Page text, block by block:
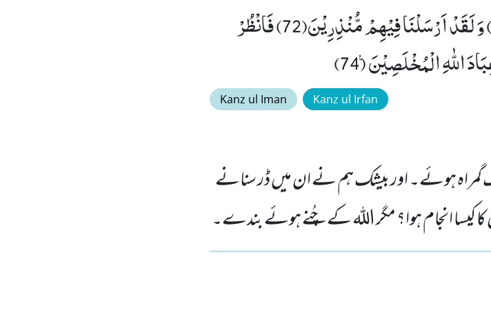
وَ لَقَدْ ضَلَّ قَبْلَهُمْ اَكْثَرُ الْاَوَّلِیْنَۙ (71) وَ لَقَدْ اَرْسَلْنَا فِیْهِمْ مُّنْذِرِیْنَ(72) فَانْظُرْ
Kanz ul Iman Kanz ul Irfan
ہوئے۔ اور بیشک ہم نے ان میں ڈر سنانے
کیسا انجام ہوا؟ مگر اللہ کے چُنے ہوئے بندے۔